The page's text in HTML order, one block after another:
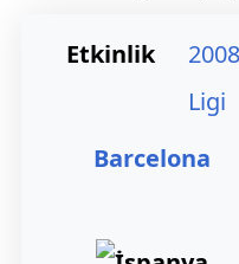
Etkinlik
Ligi
Barcelona